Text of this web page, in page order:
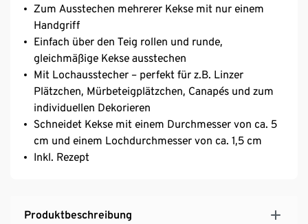
Zum Ausstechen mehrerer Kekse mit nur einem
Handgriff
Einfach über den Teig rollen und runde,
gleichmäßige Kekse ausstechen
Mit Lochausstecher – perfekt für z.B. Linzer
Plätzchen, Mürbeteigplätzchen, Canapés und zum
individuellen Dekorieren
Schneidet Kekse mit einem Durchmesser von ca. 5
cm und einem Lochdurchmesser von ca. 1,5 cm
Inkl. Rezept
Produktbeschreibung